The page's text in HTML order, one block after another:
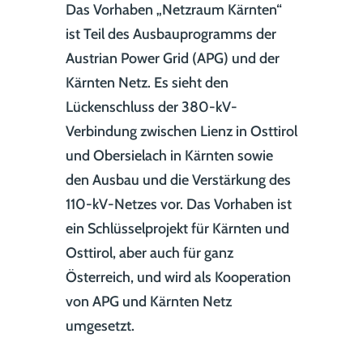
Das Vorhaben „Netzraum Kärnten“
ist Teil des Ausbauprogramms der
Austrian Power Grid (APG) und der
Kärnten Netz. Es sieht den
Lückenschluss der 380-kV-
Verbindung zwischen Lienz in Osttirol
und Obersielach in Kärnten sowie
den Ausbau und die Verstärkung des
110-kV-Netzes vor. Das Vorhaben ist
ein Schlüsselprojekt für Kärnten und
Osttirol, aber auch für ganz
Österreich, und wird als Kooperation
von APG und Kärnten Netz
umgesetzt.